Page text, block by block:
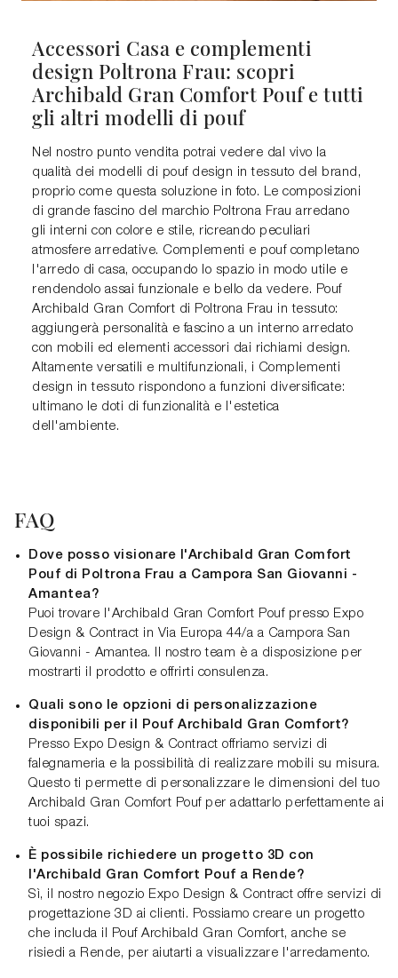
Accessori Casa e complementi
design Poltrona Frau: scopri
Archibald Gran Comfort Pouf e tutti
gli altri modelli di pouf
Nel nostro punto vendita potrai vedere dal vivo la
qualità dei modelli di pouf design in tessuto del brand,
proprio come questa soluzione in foto. Le composizioni
di grande fascino del marchio Poltrona Frau arredano
gli interni con colore e stile, ricreando peculiari
atmosfere arredative. Complementi e pouf completano
l'arredo di casa, occupando lo spazio in modo utile e
rendendolo assai funzionale e bello da vedere. Pouf
Archibald Gran Comfort di Poltrona Frau in tessuto:
aggiungerà personalità e fascino a un interno arredato
con mobili ed elementi accessori dai richiami design.
Altamente versatili e multifunzionali, i Complementi
design in tessuto rispondono a funzioni diversificate:
ultimano le doti di funzionalità e l'estetica
dell'ambiente.
FAQ
Dove posso visionare l'Archibald Gran Comfort
Pouf di Poltrona Frau a Campora San Giovanni -
Amantea?
Puoi trovare l'Archibald Gran Comfort Pouf presso Expo
Design & Contract in Via Europa 44/a a Campora San
Giovanni - Amantea. Il nostro team è a disposizione per
mostrarti il prodotto e offrirti consulenza.
Quali sono le opzioni di personalizzazione
disponibili per il Pouf Archibald Gran Comfort?
Presso Expo Design & Contract offriamo servizi di
falegnameria e la possibilità di realizzare mobili su misura.
Questo ti permette di personalizzare le dimensioni del tuo
Archibald Gran Comfort Pouf per adattarlo perfettamente ai
tuoi spazi.
È possibile richiedere un progetto 3D con
l'Archibald Gran Comfort Pouf a Rende?
Sì, il nostro negozio Expo Design & Contract offre servizi di
progettazione 3D ai clienti. Possiamo creare un progetto
che includa il Pouf Archibald Gran Comfort, anche se
risiedi a Rende, per aiutarti a visualizzare l'arredamento.